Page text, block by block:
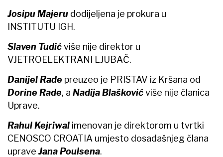
Josipu Majeru dodijeljena je prokura u
INSTITUTU IGH.
Slaven Tudićviše nije direktor u
VJETROELEKTRANI LJUBAČ.
Danijel Rade preuzeo je PRISTAV iz Kršana od
Dorine Rade, a Nadija Blaškovićviše nije članica
Uprave.
Rahul Kejriwal imenovan je direktorom u tvrtki
CENOSCO CROATIA umjesto dosadašnjeg člana
uprave Jana Poulsena.